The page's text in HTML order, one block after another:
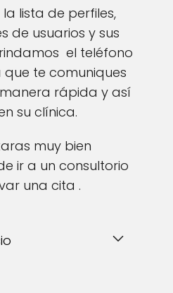
lista de perfiles,
de usuarios y sus
el teléfono
te comuniques
rápida y así
su clínica.
muy bien
ir a un consultorio
una cita .